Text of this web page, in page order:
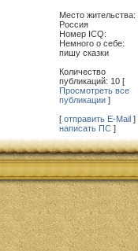
Место жительства:
Россия
Номер ICQ:
Немного о себе:
пишу сказки
Количество
публикаций: 10 [
Просмотреть все
публикации ]
[ отправить E-Mail ]
написать ПС ]